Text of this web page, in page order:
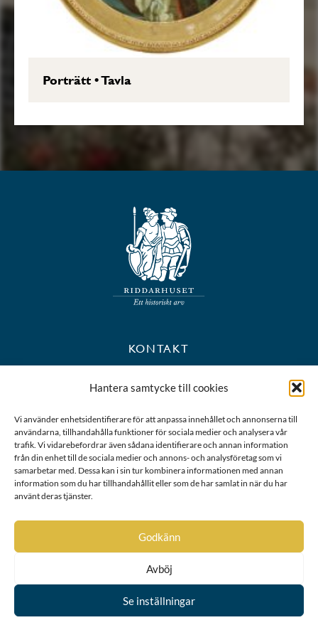
Hantera samtycke till cookies
Vi använder enhetsidentifierare för att anpassa innehållet och annonserna till
användarna, tillhandahålla funktioner för sociala medier och analysera vår
trafik. Vi vidarebefordrar även sådana identifierare och annan information
från din enhet till de sociala medier och annons- och analysföretag som vi
samarbetar med. Dessa kan i sin tur kombinera informationen med annan
information som du har tillhandahållit eller som de har samlat in när du har
använt deras tjänster.
Godkänn
Avböj
Se inställningar
Porträtt•Tavla
KONTAKT
BESÖKS- OCH POSTADRESS
Riddarhustorget 10
Karta